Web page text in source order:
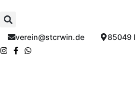
verein@stcrwin.de​ 85049